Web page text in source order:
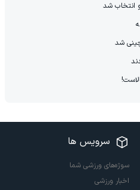
انتخاب شد
شد
سرویس ها
سوژه‌های ورزشی شما
اخبار ورزشی